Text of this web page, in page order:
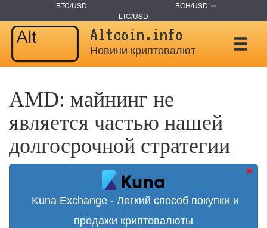
BTC/USD
BCH/USD
LTC/USD
Altcoin.info
Новини криптовалют
AMD: майнинг не
является частью нашей
долгосрочной стратегии
Kuna Exchange - Легкий способ покупки и
продажи криптовалюты